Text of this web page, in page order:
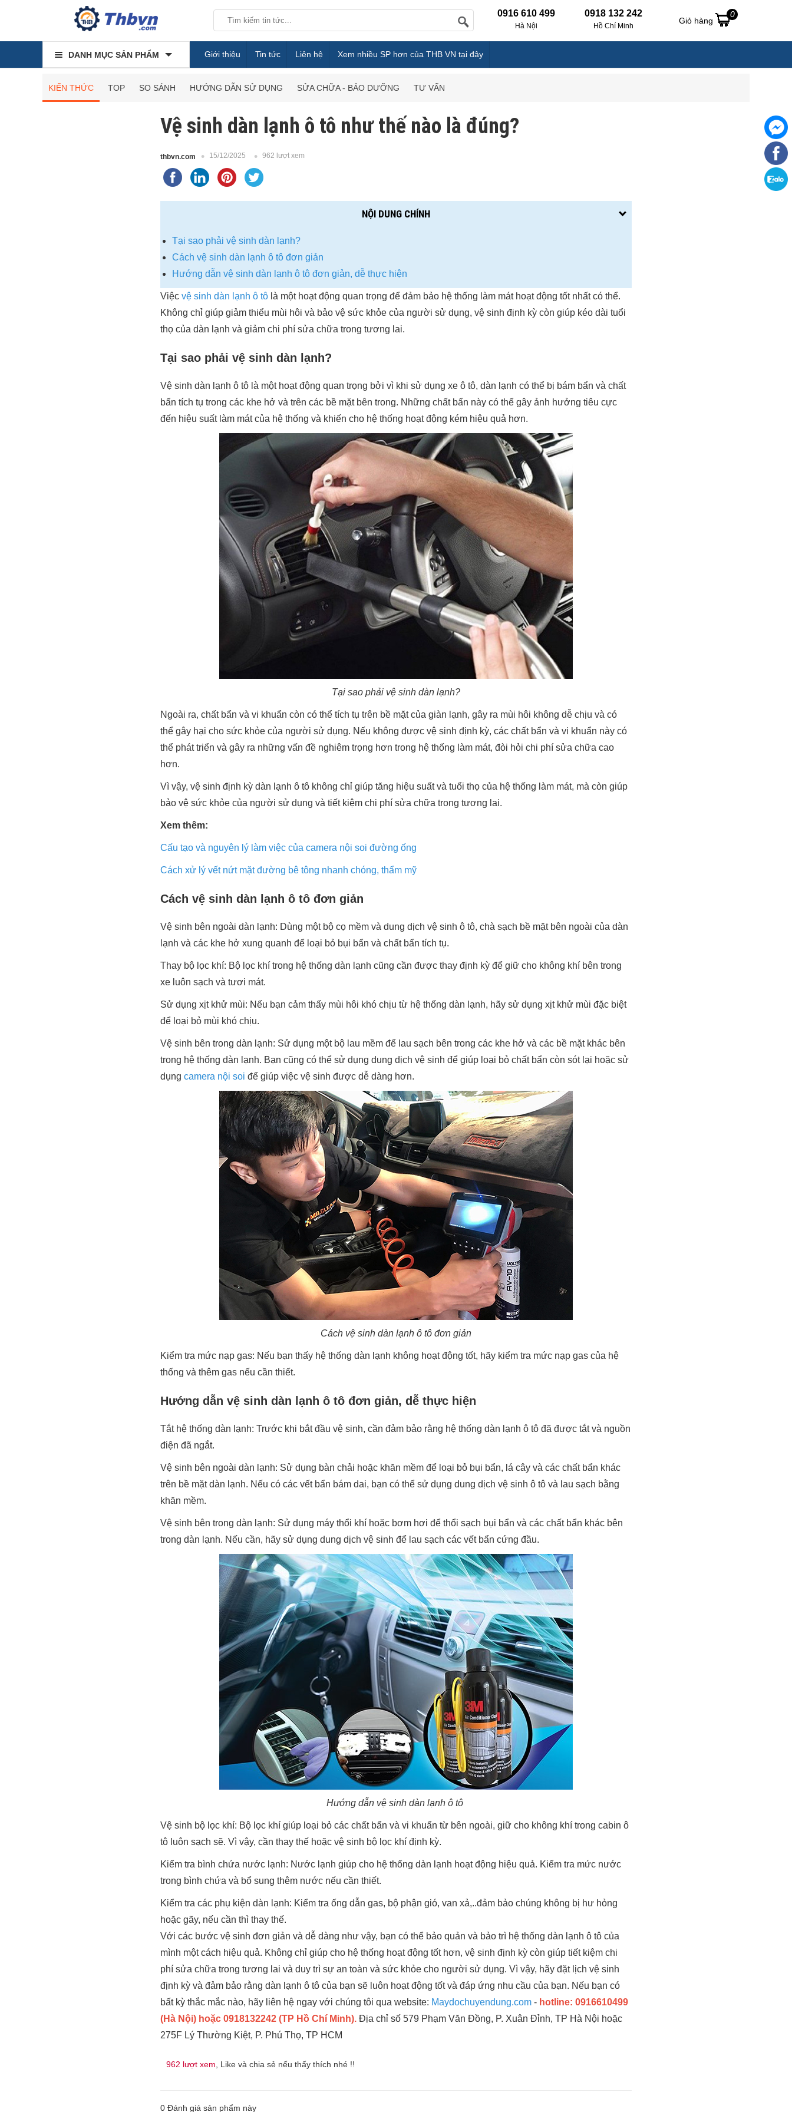
0916 610 499
Hà Nội
0918 132 242
Hồ Chí Minh
Giỏ hàng
0
DANH MỤC SẢN PHẨM Giới thiệu Tin tức Liên hệ Xem nhiều SP hơn của THB VN tại đây
KIẾN THỨC TOP SO SÁNH HƯỚNG DẪN SỬ DỤNG SỬA CHỮA - BẢO DƯỠNG TƯ VẤN
Vệ sinh dàn lạnh ô tô như thế nào là đúng?
thbvn.com 15/12/2025 962 lượt xem
NỘI DUNG CHÍNH
Tại sao phải vệ sinh dàn lạnh?
Cách vệ sinh dàn lạnh ô tô đơn giản
Hướng dẫn vệ sinh dàn lạnh ô tô đơn giản, dễ thực hiện
Việc vệ sinh dàn lạnh ô tô là một hoạt động quan trọng để đảm bảo hệ thống làm mát hoạt động tốt nhất có thể.
Không chỉ giúp giảm thiểu mùi hôi và bảo vệ sức khỏe của người sử dụng, vệ sinh định kỳ còn giúp kéo dài tuổi
thọ của dàn lạnh và giảm chi phí sửa chữa trong tương lai.
Tại sao phải vệ sinh dàn lạnh?
Vệ sinh dàn lạnh ô tô là một hoạt động quan trọng bởi vì khi sử dụng xe ô tô, dàn lạnh có thể bị bám bẩn và chất
bẩn tích tụ trong các khe hở và trên các bề mặt bên trong. Những chất bẩn này có thể gây ảnh hưởng tiêu cực
đến hiệu suất làm mát của hệ thống và khiến cho hệ thống hoạt động kém hiệu quả hơn.
Tại sao phải vệ sinh dàn lạnh?
Ngoài ra, chất bẩn và vi khuẩn còn có thể tích tụ trên bề mặt của giàn lạnh, gây ra mùi hôi không dễ chịu và có
thể gây hại cho sức khỏe của người sử dụng. Nếu không được vệ sinh định kỳ, các chất bẩn và vi khuẩn này có
thể phát triển và gây ra những vấn đề nghiêm trọng hơn trong hệ thống làm mát, đòi hỏi chi phí sửa chữa cao
hơn.
Vì vậy, vệ sinh định kỳ dàn lạnh ô tô không chỉ giúp tăng hiệu suất và tuổi thọ của hệ thống làm mát, mà còn giúp
bảo vệ sức khỏe của người sử dụng và tiết kiệm chi phí sửa chữa trong tương lai.
Xem thêm:
Cấu tạo và nguyên lý làm việc của camera nội soi đường ống
Cách xử lý vết nứt mặt đường bê tông nhanh chóng, thẩm mỹ
Cách vệ sinh dàn lạnh ô tô đơn giản
Vệ sinh bên ngoài dàn lạnh: Dùng một bộ cọ mềm và dung dịch vệ sinh ô tô, chà sạch bề mặt bên ngoài của dàn
lạnh và các khe hở xung quanh để loại bỏ bụi bẩn và chất bẩn tích tụ.
Thay bộ lọc khí: Bộ lọc khí trong hệ thống dàn lạnh cũng cần được thay định kỳ để giữ cho không khí bên trong
xe luôn sạch và tươi mát.
Sử dụng xịt khử mùi: Nếu bạn cảm thấy mùi hôi khó chịu từ hệ thống dàn lạnh, hãy sử dụng xịt khử mùi đặc biệt
để loại bỏ mùi khó chịu.
Vệ sinh bên trong dàn lạnh: Sử dụng một bộ lau mềm để lau sạch bên trong các khe hở và các bề mặt khác bên
trong hệ thống dàn lạnh. Bạn cũng có thể sử dụng dung dịch vệ sinh để giúp loại bỏ chất bẩn còn sót lại hoặc sử
dụng camera nội soi để giúp việc vệ sinh được dễ dàng hơn.
Cách vệ sinh dàn lạnh ô tô đơn giản
Kiểm tra mức nạp gas: Nếu bạn thấy hệ thống dàn lạnh không hoạt động tốt, hãy kiểm tra mức nạp gas của hệ
thống và thêm gas nếu cần thiết.
Hướng dẫn vệ sinh dàn lạnh ô tô đơn giản, dễ thực hiện
Tắt hệ thống dàn lạnh: Trước khi bắt đầu vệ sinh, cần đảm bảo rằng hệ thống dàn lạnh ô tô đã được tắt và nguồn
điện đã ngắt.
Vệ sinh bên ngoài dàn lạnh: Sử dụng bàn chải hoặc khăn mềm để loại bỏ bụi bẩn, lá cây và các chất bẩn khác
trên bề mặt dàn lạnh. Nếu có các vết bẩn bám dai, bạn có thể sử dụng dung dịch vệ sinh ô tô và lau sạch bằng
khăn mềm.
Vệ sinh bên trong dàn lạnh: Sử dụng máy thổi khí hoặc bơm hơi để thổi sạch bụi bẩn và các chất bẩn khác bên
trong dàn lạnh. Nếu cần, hãy sử dụng dung dịch vệ sinh để lau sạch các vết bẩn cứng đầu.
Hướng dẫn vệ sinh dàn lạnh ô tô
Vệ sinh bộ lọc khí: Bộ lọc khí giúp loại bỏ các chất bẩn và vi khuẩn từ bên ngoài, giữ cho không khí trong cabin ô
tô luôn sạch sẽ. Vì vậy, cần thay thế hoặc vệ sinh bộ lọc khí định kỳ.
Kiểm tra bình chứa nước lạnh: Nước lạnh giúp cho hệ thống dàn lạnh hoạt động hiệu quả. Kiểm tra mức nước
trong bình chứa và bổ sung thêm nước nếu cần thiết.
Kiểm tra các phụ kiện dàn lạnh: Kiểm tra ống dẫn gas, bộ phận gió, van xả,..đảm bảo chúng không bị hư hỏng
hoặc gãy, nếu cần thì thay thế.
Với các bước vệ sinh đơn giản và dễ dàng như vậy, bạn có thể bảo quản và bảo trì hệ thống dàn lạnh ô tô của
mình một cách hiệu quả. Không chỉ giúp cho hệ thống hoạt động tốt hơn, vệ sinh định kỳ còn giúp tiết kiệm chi
phí sửa chữa trong tương lai và duy trì sự an toàn và sức khỏe cho người sử dụng. Vì vậy, hãy đặt lịch vệ sinh
định kỳ và đảm bảo rằng dàn lạnh ô tô của bạn sẽ luôn hoạt động tốt và đáp ứng nhu cầu của bạn. Nếu bạn có
bất kỳ thắc mắc nào, hãy liên hệ ngay với chúng tôi qua website: Maydochuyendung.com - hotline: 0916610499
(Hà Nội) hoặc 0918132242 (TP Hồ Chí Minh). Địa chỉ số 579 Phạm Văn Đồng, P. Xuân Đỉnh, TP Hà Nội hoặc
275F Lý Thường Kiệt, P. Phú Thọ, TP HCM
962 lượt xem , Like và chia sẻ nếu thấy thích nhé !!
0 Đánh giá sản phẩm này